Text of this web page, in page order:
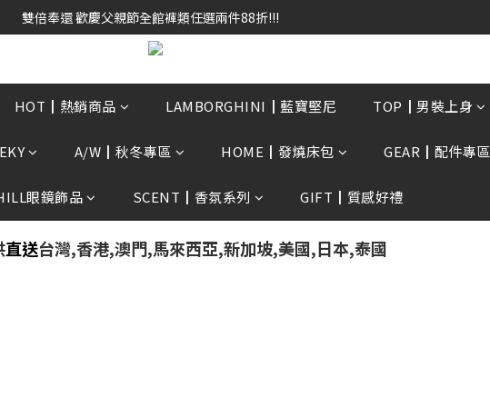
雙倍奉還 歡慶父親節全館褲類任選兩件88折!!!
雙倍奉還 歡慶父親節全館褲類任選兩件88折!!!
野貓公仔(絲綢鐵黑) 滿額$2499贈達摩金幣 送完為止!  滿$3000再贈現金卷$300元
雙倍奉還 歡慶父親節全館褲類任選兩件88折!!!
HOT┃熱銷商品 LAMBORGHINI┃藍寶堅尼 TOP┃男裝上身
A/W┃秋冬專區 HOME┃發燒床包 GEAR┃配件專區
眼鏡飾品 SCENT┃香氛系列 GIFT┃質感好禮
直送台灣,香港,澳門,馬來西亞,新加坡,美國,日本,泰國